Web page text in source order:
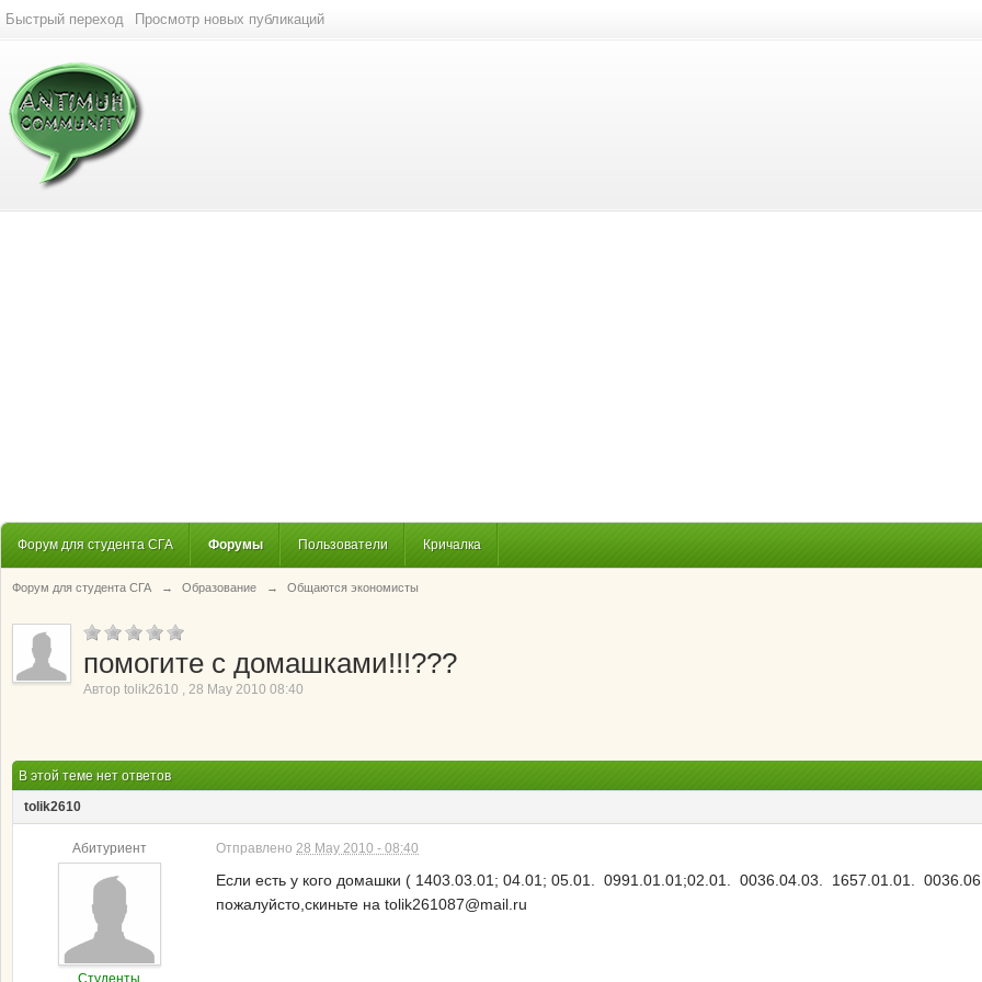
Быстрый переход Просмотр новых публикаций
Форум для студента СГА Форумы Пользователи Кричалка
Форум для студента СГА → Образование → Общаются экономисты
помогите с домашками!!!???
Автор tolik2610 , 28 May 2010 08:40
В этой теме нет ответов
tolik2610
Абитуриент
Студенты
Отправлено 28 May 2010 - 08:40
Если есть у кого домашки ( 1403.03.01; 04.01; 05.01. 0991.01.01;02.01. 0036.04.03. 1657.01.01.
пожалуйсто,скиньте на tolik261087@mail.ru